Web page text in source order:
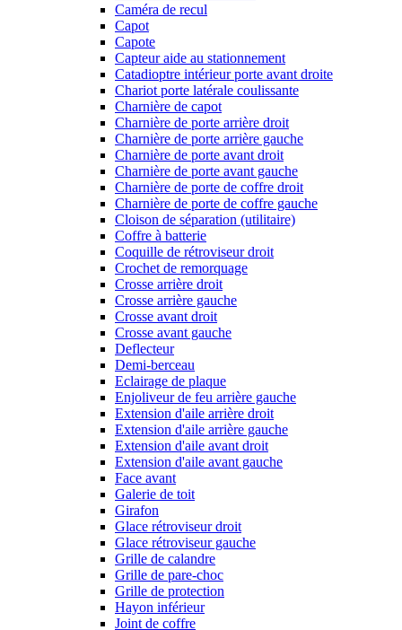
Caméra de recul
Capot
Capote
Capteur aide au stationnement
Catadioptre intérieur porte avant droite
Chariot porte latérale coulissante
Charnière de capot
Charnière de porte arrière droit
Charnière de porte arrière gauche
Charnière de porte avant droit
Charnière de porte avant gauche
Charnière de porte de coffre droit
Charnière de porte de coffre gauche
Cloison de séparation (utilitaire)
Coffre à batterie
Coquille de rétroviseur droit
Crochet de remorquage
Crosse arrière droit
Crosse arrière gauche
Crosse avant droit
Crosse avant gauche
Deflecteur
Demi-berceau
Eclairage de plaque
Enjoliveur de feu arrière gauche
Extension d'aile arrière droit
Extension d'aile arrière gauche
Extension d'aile avant droit
Extension d'aile avant gauche
Face avant
Galerie de toit
Girafon
Glace rétroviseur droit
Glace rétroviseur gauche
Grille de calandre
Grille de pare-choc
Grille de protection
Hayon inférieur
Joint de coffre